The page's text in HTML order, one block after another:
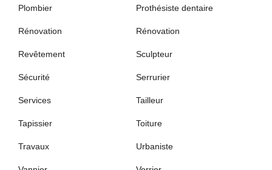
Plombier Prothésiste dentaire
Rénovation Rénovation
Revêtement Sculpteur
Sécurité Serrurier
Services Tailleur
Tapissier Toiture
Travaux Urbaniste